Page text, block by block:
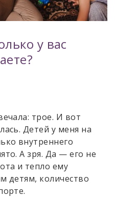
у вас
трое. И вот
Детей у меня на
внутреннего
А зря. Да — его не
и тепло ему
детям, количество